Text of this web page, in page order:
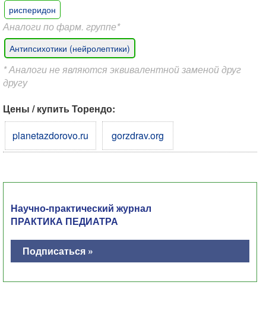
рисперидон
Аналоги по фарм. группе*
Антипсихотики (нейролептики)
* Аналоги не являются эквивалентной заменой друг
другу
Цены / купить Торендо:
planetazdorovo.ru
gorzdrav.org
Научно-практический журнал
ПРАКТИКА ПЕДИАТРА
Подписаться »